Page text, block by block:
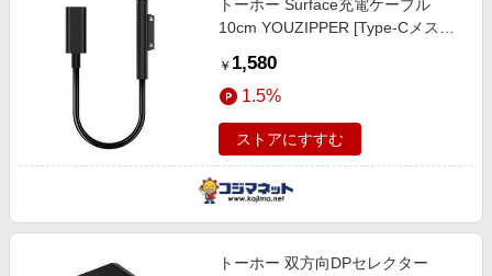
トーホー Surface充電ケーブル
10cm YOUZIPPER [Type-Cメス
￥ 1,580
1.5%
ストアにすすむ
トーホー 双方向DPセレクター